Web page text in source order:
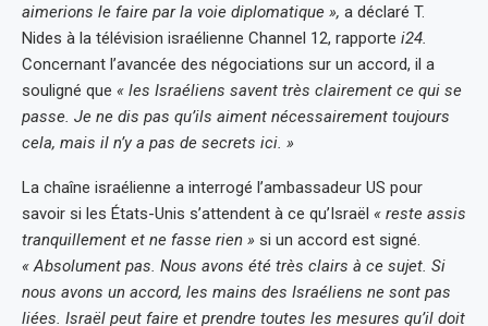
aimerions le faire par la voie diplomatique », a déclaré T.
Nides à la télévision israélienne Channel 12, rapporte i24.
Concernant l’avancée des négociations sur un accord, il a
souligné que « les Israéliens savent très clairement ce qui se
passe. Je ne dis pas qu’ils aiment nécessairement toujours
cela, mais il n’y a pas de secrets ici. »
La chaîne israélienne a interrogé l’ambassadeur US pour
savoir si les États-Unis s’attendent à ce qu’Israël « reste assis
tranquillement et ne fasse rien » si un accord est signé.
« Absolument pas. Nous avons été très clairs à ce sujet. Si
nous avons un accord, les mains des Israéliens ne sont pas
liées. Israël peut faire et prendre toutes les mesures qu’il doit